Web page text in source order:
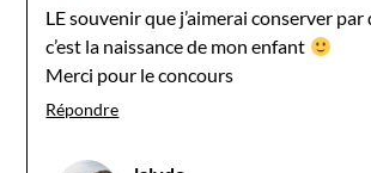
LE souvenir que j’aimerai conserver
c’est la naissance de mon enfant
Merci pour le concours
Répondre